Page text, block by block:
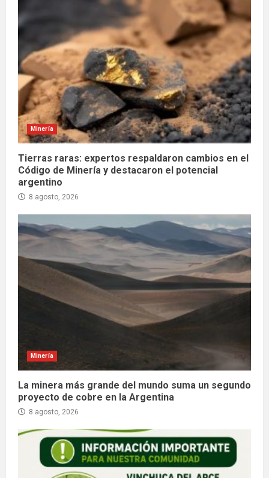
Minería
Tierras raras: expertos respaldaron cambios en el
Código de Minería y destacaron el potencial
argentino
8 agosto, 2026
Minería
La minera más grande del mundo suma un segundo
proyecto de cobre en la Argentina
8 agosto, 2026